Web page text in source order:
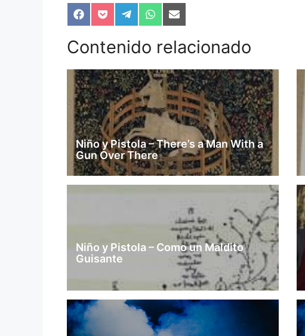
Compartir
en
Facebook
Compartir
en
Pocket
Compartir
en
Telegram
Compartir
en
WhatsApp
Compartir
en
Email
Contenido relacionado
Niño y Pistola – There’s a Man With a
Gun Over There
Niño y Pistola – Como un Maldito
Guisante